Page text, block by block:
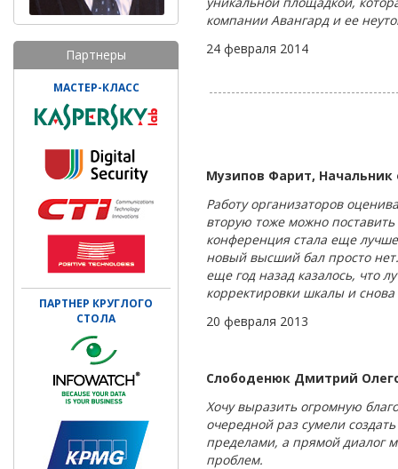
Партнеры
МАСТЕР-КЛАСС
ПАРТНЕР КРУГЛОГО
СТОЛА
компании Авангард и ее
24 февраля 2014
Музипов Фарит,
Работу организаторов
вторую тоже можно
конференция стала еще
новый высший бал просто
еще год назад казалось, что
корректировки шкалы и
20 февраля 2013
Слободенюк Дмитрий
Хочу выразить огромную
очередной раз сумели
пределами, а прямой диалог
проблем.